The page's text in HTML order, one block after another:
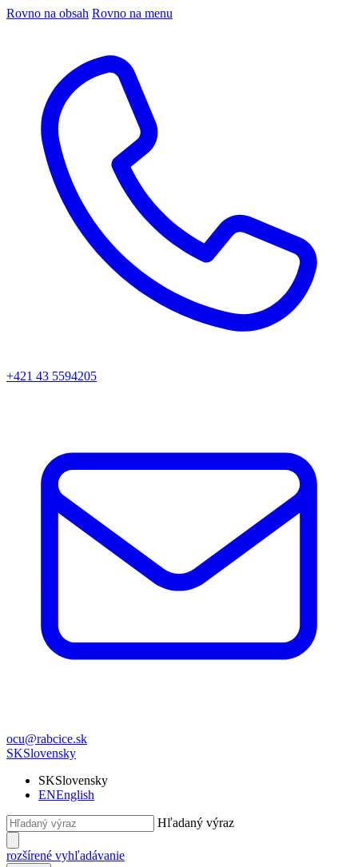
Rovno na obsah Rovno na menu
+421 43 5594205
ocu@rabcice.sk
SKSlovensky
SKSlovensky
ENEnglish
Hľadaný výraz
rozšírené vyhľadávanie